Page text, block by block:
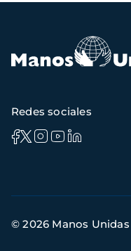
Redes sociales
de
© 2026 Manos Unidas